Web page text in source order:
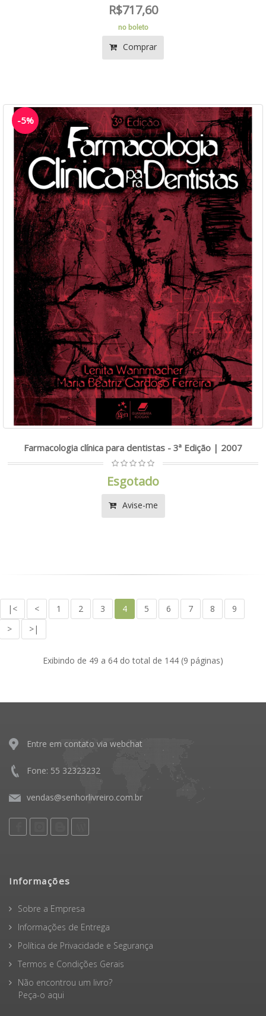
R$717,60
no boleto
Comprar
-5%
Farmacologia clínica para dentistas - 3ª Edição | 2007
Esgotado
Avise-me
|< < 1 2 3 4 5 6 7 8
9
>
>|
Exibindo de 49 a 64 do total de 144 (9 páginas)
Entre em contato via webchat
Fone: 55 32323232
vendas@senhorlivreiro.com.br
Informações
Sobre a Empresa
Informações de Entrega
Política de Privacidade e Segurança
Termos e Condições Gerais
Não encontrou um livro?
Peça-o aqui